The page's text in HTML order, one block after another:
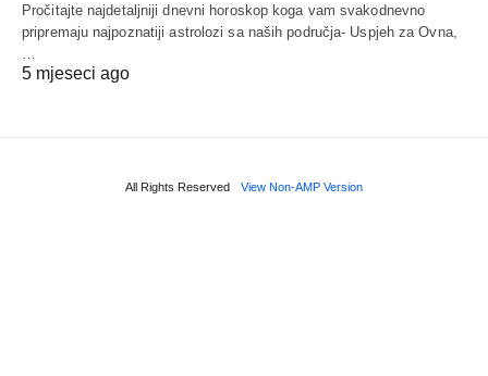
Pročitajte najdetaljniji dnevni horoskop koga vam svakodnevno
pripremaju najpoznatiji astrolozi sa naših područja- Uspjeh za Ovna,
5 mjeseci ago
All Rights Reserved View Non-AMP Version